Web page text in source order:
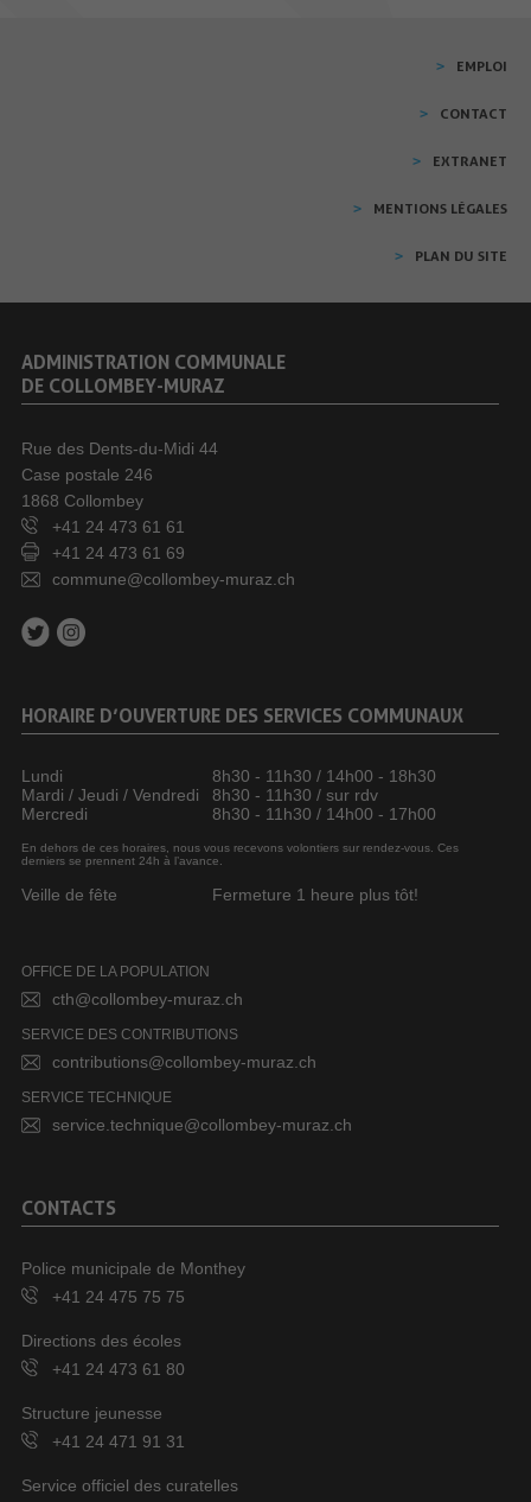
EMPLOI
CONTACT
EXTRANET
MENTIONS LÉGALES
PLAN DU SITE
ADMINISTRATION COMMUNALE
DE COLLOMBEY-MURAZ
Rue des Dents-du-Midi 44
Case postale 246
1868 Collombey
+41 24 473 61 61
+41 24 473 61 69
commune@collombey-muraz.ch
HORAIRE D’OUVERTURE DES SERVICES COMMUNAUX
Lundi
8h30 - 11h30 / 14h00 - 18h30
Mardi / Jeudi / Vendredi
8h30 - 11h30 / sur rdv
Mercredi
8h30 - 11h30 / 14h00 - 17h00
En dehors de ces horaires, nous vous recevons volontiers sur rendez-vous. Ces
derniers se prennent 24h à l’avance.
Veille de fête Fermeture 1 heure plus tôt!
OFFICE DE LA POPULATION
cth@collombey-muraz.ch
SERVICE DES CONTRIBUTIONS
contributions@collombey-muraz.ch
SERVICE TECHNIQUE
service.technique@collombey-muraz.ch
CONTACTS
Police municipale de Monthey
+41 24 475 75 75
Directions des écoles
+41 24 473 61 80
Structure jeunesse
+41 24 471 91 31
Service officiel des curatelles